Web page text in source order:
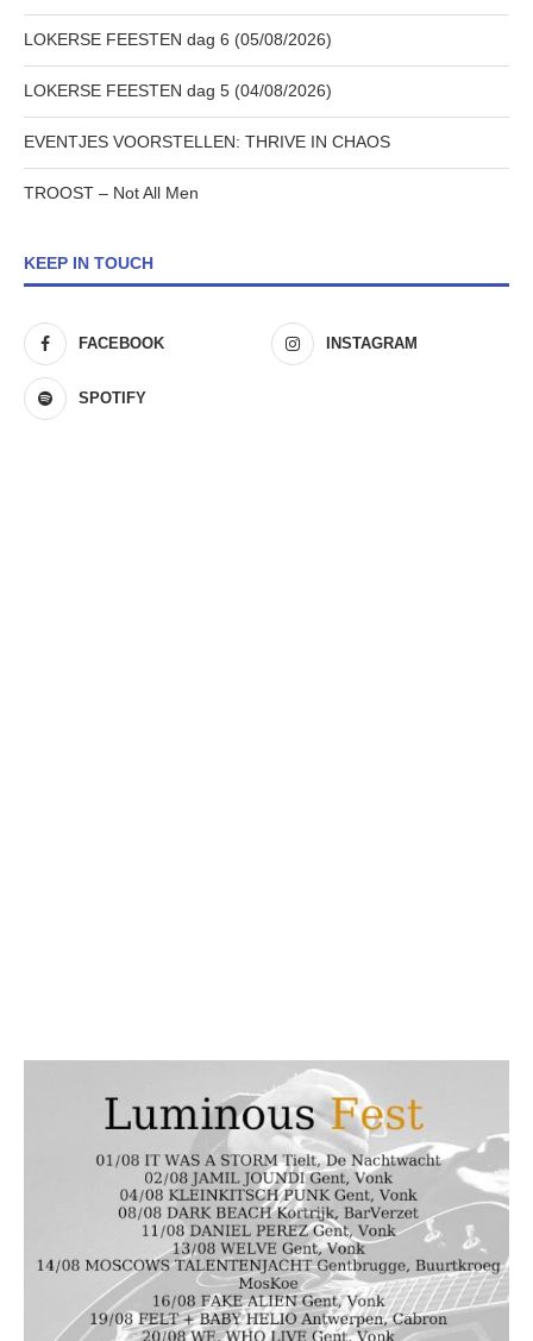
LOKERSE FEESTEN dag 6 (05/08/2026)
LOKERSE FEESTEN dag 5 (04/08/2026)
EVENTJES VOORSTELLEN: THRIVE IN CHAOS
TROOST – Not All Men
KEEP IN TOUCH
FACEBOOK INSTAGRAM
SPOTIFY